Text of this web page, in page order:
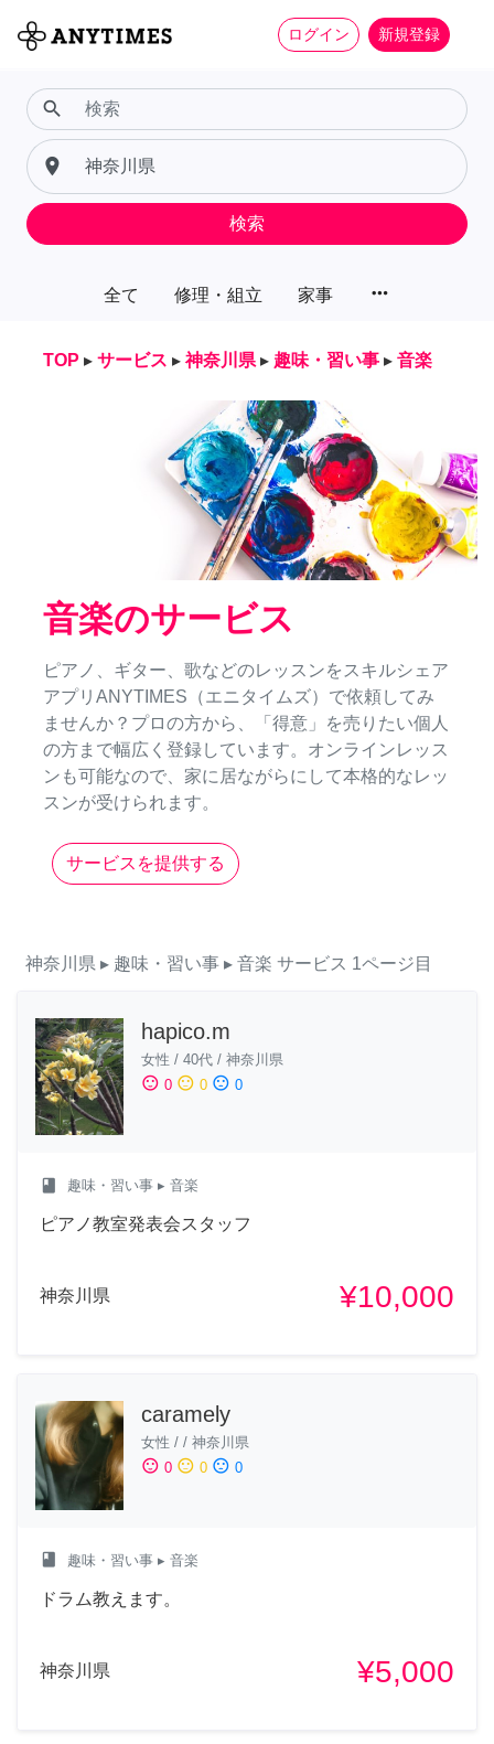
ログイン 新規登録
全て 修理・組立 家事 more_horiz
search
place
検索
TOP ▸ サービス ▸ 神奈川県 ▸ 趣味・習い事 ▸ 音楽
音楽のサービス
ピアノ、ギター、歌などのレッスンをスキルシェア
アプリANYTIMES（エニタイムズ）で依頼してみ
ませんか？プロの方から、「得意」を売りたい個人
の方まで幅広く登録しています。オンラインレッス
ンも可能なので、家に居ながらにして本格的なレッ
スンが受けられます。
サービスを提供する
神奈川県 ▸ 趣味・習い事 ▸ 音楽 サービス 1ページ目
hapico.m
女性 / 40代 / 神奈川県
sentiment_satisfied 0 sentiment_neutral 0 sentiment_dissatisfied 0
class 趣味・習い事 ▸ 音楽
ピアノ教室発表会スタッフ
神奈川県 ¥10,000
caramely
女性 / / 神奈川県
sentiment_satisfied 0 sentiment_neutral 0 sentiment_dissatisfied 0
class 趣味・習い事 ▸ 音楽
ドラム教えます。
神奈川県 ¥5,000